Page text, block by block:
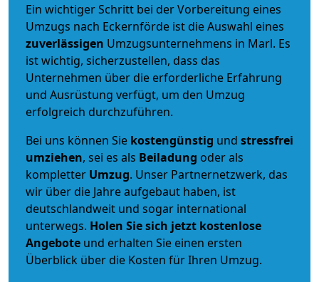
Ein wichtiger Schritt bei der Vorbereitung eines
Umzugs nach Eckernförde ist die Auswahl eines
zuverlässigen Umzugsunternehmens in Marl. Es
ist wichtig, sicherzustellen, dass das
Unternehmen über die erforderliche Erfahrung
und Ausrüstung verfügt, um den Umzug
erfolgreich durchzuführen.
Bei uns können Sie kostengünstig und stressfrei
umziehen, sei es als Beiladung oder als
kompletter Umzug. Unser Partnernetzwerk, das
wir über die Jahre aufgebaut haben, ist
deutschlandweit und sogar international
unterwegs. Holen Sie sich jetzt kostenlose
Angebote und erhalten Sie einen ersten
Überblick über die Kosten für Ihren Umzug.